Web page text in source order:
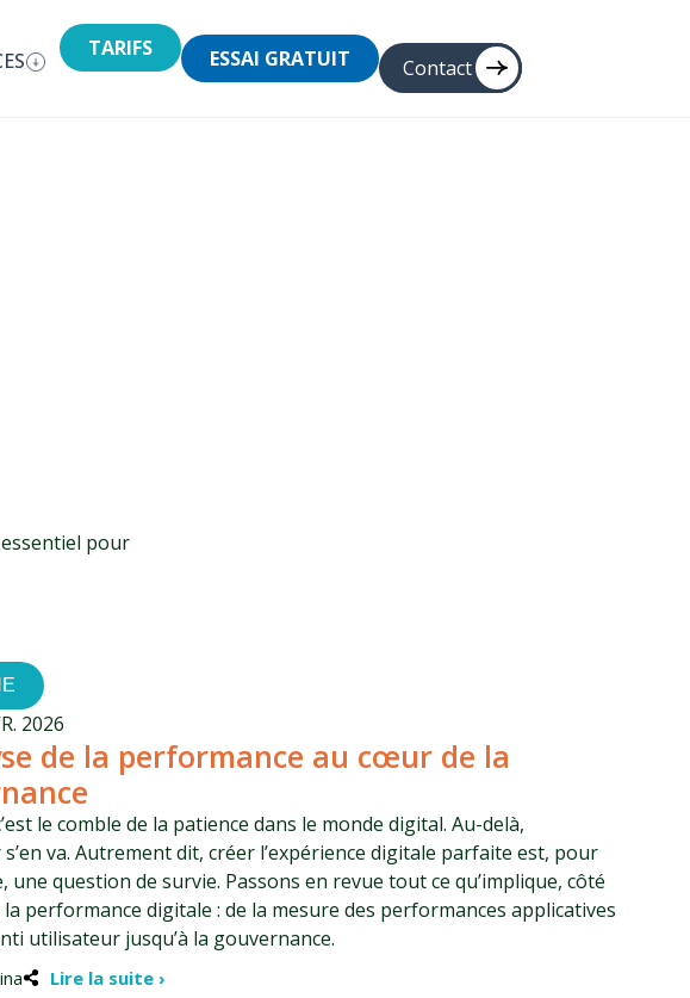
TARIFS ESSAI GRATUIT Contact
pour
2026
de la performance au cœur de la
le comble de la patience dans le monde digital. Au-delà,
s’en va. Autrement dit, créer l’expérience digitale parfaite est, pour
une question de survie. Passons en revue tout ce qu’implique, côté
performance digitale : de la mesure des performances applicatives
utilisateur jusqu’à la gouvernance.
Lire la suite ›